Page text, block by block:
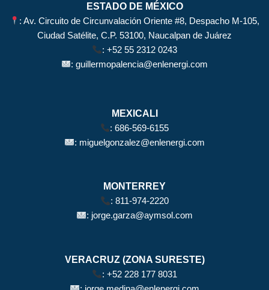
ESTADO DE MÉXICO
: Av. Circuito de Circunvalación Oriente #8, Despacho M-105,
Ciudad Satélite, C.P. 53100, Naucalpan de Juárez
: +52 55 2312 0243
:guillermopalencia@enlenergi.com
MEXICALI
:686-569-6155
: miguelgonzalez@enlenergi.com
MONTERREY
: 811-974-2220
: jorge.garza@aymsol.com
VERACRUZ (ZONA SURESTE)
: +52 228 177 8031